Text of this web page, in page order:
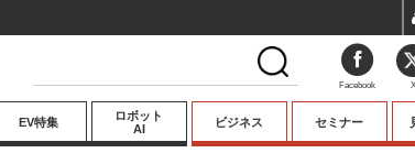
EV特集
ロボット
AI
ビジネス セミナー
Facebook X